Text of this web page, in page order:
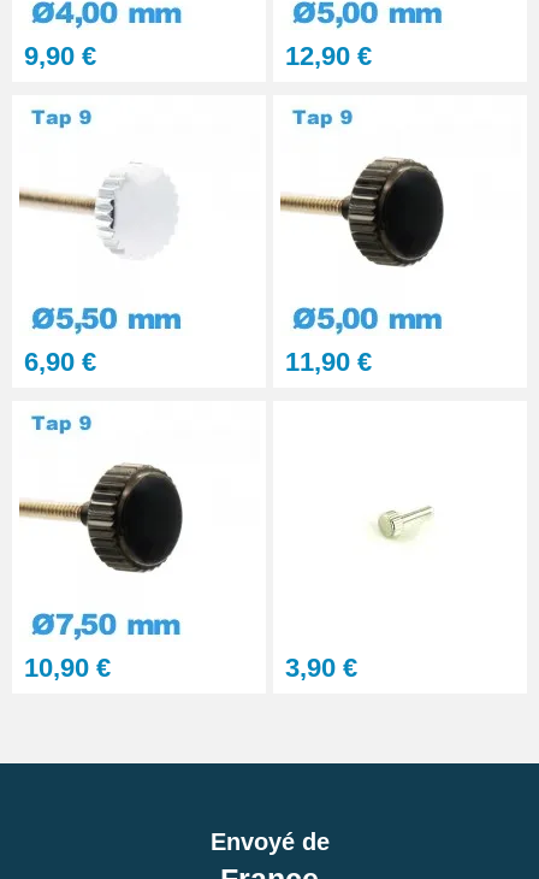
9,90 € 12,90 €
6,90 € 11,90 €
10,90 € 3,90 €
Envoyé de